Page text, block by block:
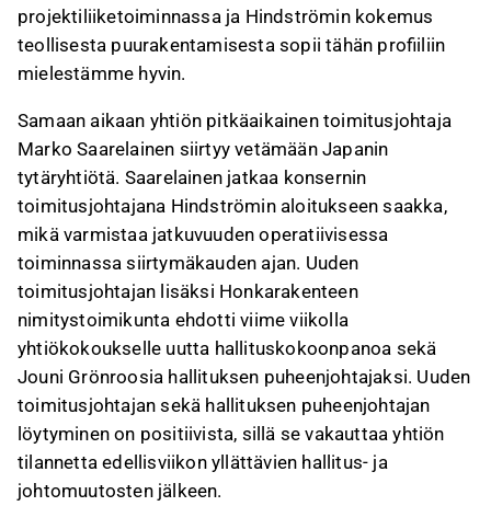
projektiliiketoiminnassa ja Hindströmin kokemus
teollisesta puurakentamisesta sopii tähän profiiliin
mielestämme hyvin.
Samaan aikaan yhtiön pitkäaikainen toimitusjohtaja
Marko Saarelainen siirtyy vetämään Japanin
tytäryhtiötä. Saarelainen jatkaa konsernin
toimitusjohtajana Hindströmin aloitukseen saakka,
mikä varmistaa jatkuvuuden operatiivisessa
toiminnassa siirtymäkauden ajan. Uuden
toimitusjohtajan lisäksi Honkarakenteen
nimitystoimikunta ehdotti viime viikolla
yhtiökokoukselle uutta hallituskokoonpanoa sekä
Jouni Grönroosia hallituksen puheenjohtajaksi. Uuden
toimitusjohtajan sekä hallituksen puheenjohtajan
löytyminen on positiivista, sillä se vakauttaa yhtiön
tilannetta edellisviikon yllättävien hallitus- ja
johtomuutosten jälkeen.